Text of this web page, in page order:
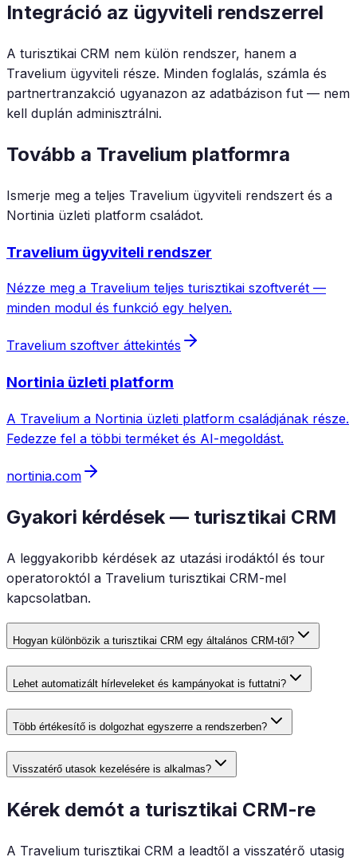
Integráció az ügyviteli rendszerrel
A turisztikai CRM nem külön rendszer, hanem a
Travelium ügyviteli része. Minden foglalás, számla és
partnertranzakció ugyanazon az adatbázison fut — nem
kell duplán adminisztrálni.
Tovább a Travelium platformra
Ismerje meg a teljes Travelium ügyviteli rendszert és a
Nortinia üzleti platform családot.
Travelium ügyviteli rendszer
Nézze meg a Travelium teljes turisztikai szoftverét —
minden modul és funkció egy helyen.
Travelium szoftver áttekintés
Nortinia üzleti platform
A Travelium a Nortinia üzleti platform családjának része.
Fedezze fel a többi terméket és AI-megoldást.
nortinia.com
Gyakori kérdések — turisztikai CRM
A leggyakoribb kérdések az utazási irodáktól és tour
operatoroktól a Travelium turisztikai CRM-mel
kapcsolatban.
Hogyan különbözik a turisztikai CRM egy általános CRM-től?
Lehet automatizált hírleveleket és kampányokat is futtatni?
Több értékesítő is dolgozhat egyszerre a rendszerben?
Visszatérő utasok kezelésére is alkalmas?
Kérek demót a turisztikai CRM-re
A Travelium turisztikai CRM a leadtől a visszatérő utasig